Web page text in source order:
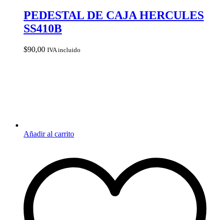
PEDESTAL DE CAJA HERCULES
SS410B
$90,00 IVA incluido
Añadir al carrito